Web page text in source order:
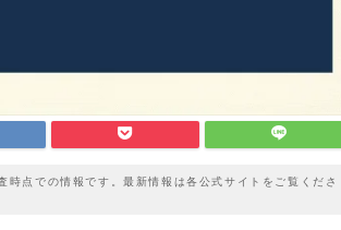
点での情報です。最新情報は各公式サイトをご覧くださ